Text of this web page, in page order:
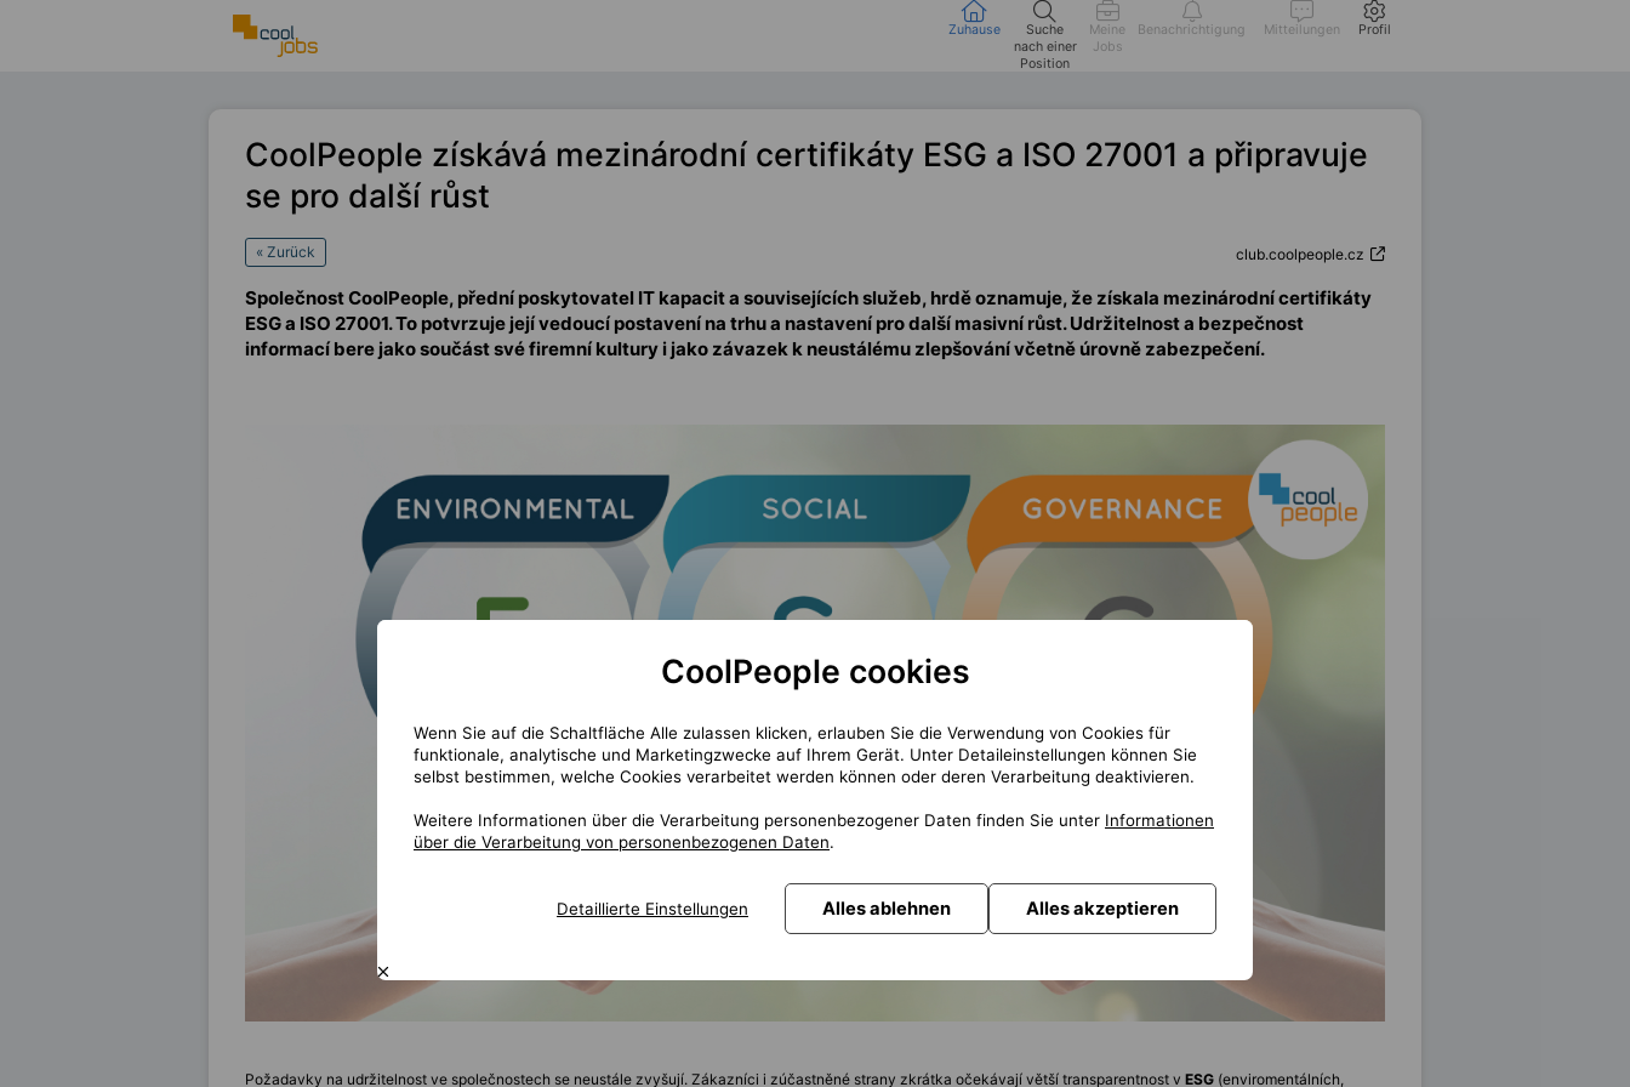
Zuhause
Suche
nach einer
Position
Meine
Jobs
Benachrichtigung Mitteilungen Profil
CoolPeople získává mezinárodní certifikáty ESG a ISO 27001 a připravuje
se pro další růst
« Zurück club.coolpeople.cz
Společnost CoolPeople, přední poskytovatel IT kapacit a souvisejících služeb, hrdě oznamuje, že získala mezinárodní certifikáty
ESG a ISO 27001. To potvrzuje její vedoucí postavení na trhu a nastavení pro další masivní růst. Udržitelnost a bezpečnost
informací bere jako součást své firemní kultury i jako závazek k neustálému zlepšování včetně úrovně zabezpečení.
Požadavky na udržitelnost ve společnostech se neustále zvyšují. Zákazníci i zúčastněné strany zkrátka očekávají větší transparentnost v ESG (enviromentálních,
CoolPeople cookies
Wenn Sie auf die Schaltfläche Alle zulassen klicken, erlauben Sie die Verwendung von Cookies für
funktionale, analytische und Marketingzwecke auf Ihrem Gerät. Unter Detaileinstellungen können Sie
selbst bestimmen, welche Cookies verarbeitet werden können oder deren Verarbeitung deaktivieren.
Weitere Informationen über die Verarbeitung personenbezogener Daten finden Sie unter Informationen
über die Verarbeitung von personenbezogenen Daten.
Detaillierte Einstellungen Alles ablehnen Alles akzeptieren